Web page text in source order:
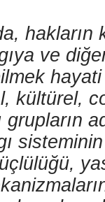
hakların
ve
kültürel,
grupların